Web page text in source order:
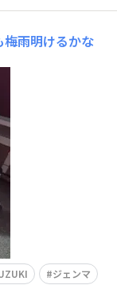
雨明けるかな
ジェンマ